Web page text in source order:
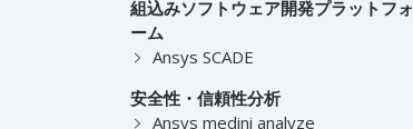
組込みソフトウェア開発プラットフォ
ーム
Ansys SCADE
安全性・信頼性分析
Ansys medini analyze